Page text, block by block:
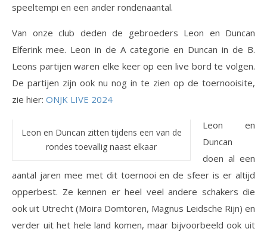
speeltempi en een ander rondenaantal.
Van onze club deden de gebroeders Leon en Duncan
Elferink mee. Leon in de A categorie en Duncan in de B.
Leons partijen waren elke keer op een live bord te volgen.
De partijen zijn ook nu nog in te zien op de toernooisite,
zie hier: ONJK LIVE 2024
Leon en Duncan zitten tijdens een van de
rondes toevallig naast elkaar
Leon en
Duncan
doen al een
aantal jaren mee met dit toernooi en de sfeer is er altijd
opperbest. Ze kennen er heel veel andere schakers die
ook uit Utrecht (Moira Domtoren, Magnus Leidsche Rijn) en
verder uit het hele land komen, maar bijvoorbeeld ook uit